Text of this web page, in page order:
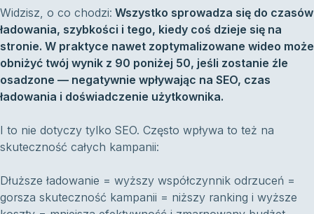
Widzisz, o co chodzi: Wszystko sprowadza się do czasów
ładowania, szybkości i tego, kiedy coś dzieje się na
stronie. W praktyce nawet zoptymalizowane wideo może
obniżyć twój wynik z 90 poniżej 50, jeśli zostanie źle
osadzone — negatywnie wpływając na SEO, czas
ładowania i doświadczenie użytkownika.
I to nie dotyczy tylko SEO. Często wpływa to też na
skuteczność całych kampanii:
Dłuższe ładowanie = wyższy współczynnik odrzuceń =
gorsza skuteczność kampanii = niższy ranking i wyższe